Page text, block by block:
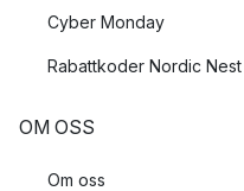
Cyber Monday
Rabattkoder Nordic Nest
OM OSS
Om oss